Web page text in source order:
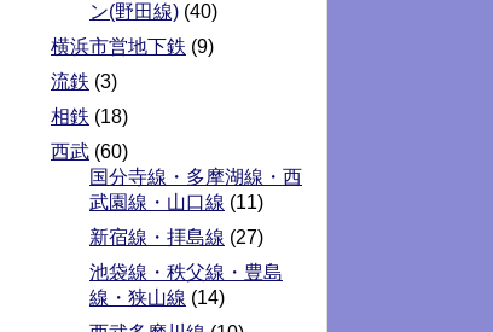
ン(野田線) (40)
横浜市営地下鉄 (9)
流鉄 (3)
相鉄 (18)
西武 (60)
国分寺線・多摩湖線・西
武園線・山口線 (11)
新宿線・拝島線 (27)
池袋線・秩父線・豊島
線・狭山線 (14)